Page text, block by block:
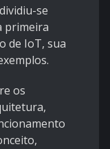
se
primeira
de IoT, sua
os